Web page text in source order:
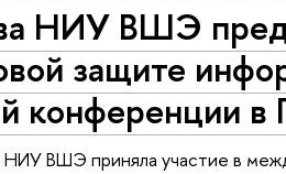
НИУ ВШЭ
защите
конференции в
НИУ ВШЭ приняла участие в